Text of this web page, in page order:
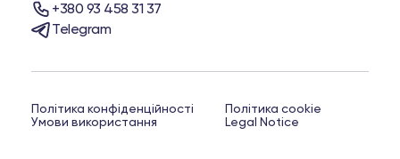
+380 93 458 31 37
Telegram
Політика конфіденційності
Умови використання
Політика cookie
Legal Notice